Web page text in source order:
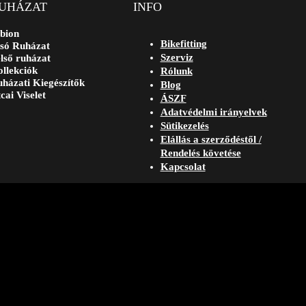
Ruházat
ruházat
Kiegészítők
Viselet
INFO
Bikefitting
Szerviz
Rólunk
Blog
ÁSZF
Adatvédelmi irányelvek
Sütikezelés
Elállás a szerződéstől /
Rendelés követése
Kapcsolat